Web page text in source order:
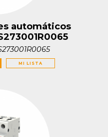
automáticos
MI LISTA